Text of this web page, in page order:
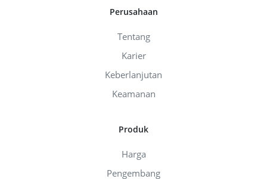
Perusahaan
Tentang
Karier
Keberlanjutan
Keamanan
Produk
Harga
Pengembang